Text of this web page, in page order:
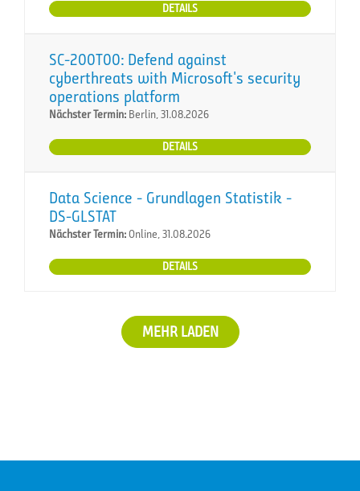
DETAILS
SC-200T00: Defend against
cyberthreats with Microsoft's security
operations platform
Nächster Termin: Berlin, 31.08.2026
DETAILS
Data Science - Grundlagen Statistik -
DS-GLSTAT
Nächster Termin:Online, 31.08.2026
DETAILS
MEHR LADEN